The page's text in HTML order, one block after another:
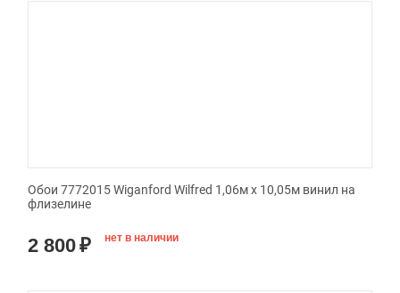
Обои 7772015 Wiganford Wilfred 1,06м х 10,05м винил на
флизелине
2 800₽ нет в наличии